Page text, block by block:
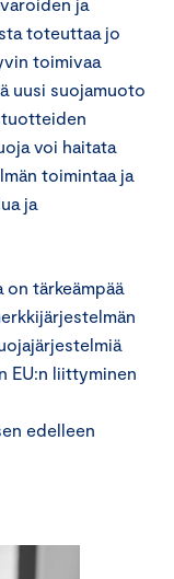
toteuttaa jo
toimivaa
uusi suojamuoto
voi haitata
toimintaa ja
ja
tärkeämpää
EU:n liittyminen
edelleen